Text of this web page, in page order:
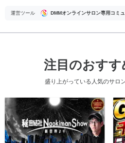
運営ツール DMMオンラインサロン専用コミ
注目のおす
盛り上がっている人気のサロ